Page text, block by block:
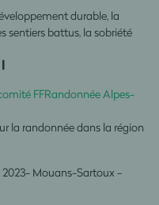
durable, la
sentiers battus, la sobriété
FFRandonnée Alpes-
la randonnée dans la région
2023- Mouans-Sartoux -